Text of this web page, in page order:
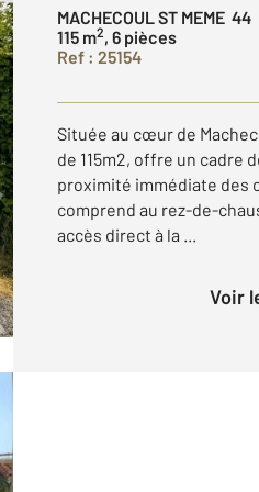
MACHECOUL ST MEME 44
115 m2, 6 pièces
Ref : 25154
Située au cœur de
de 115m2, offre un cadre
proximité immédiate des
comprend au rez-de-
accès direct à la ...
Voir